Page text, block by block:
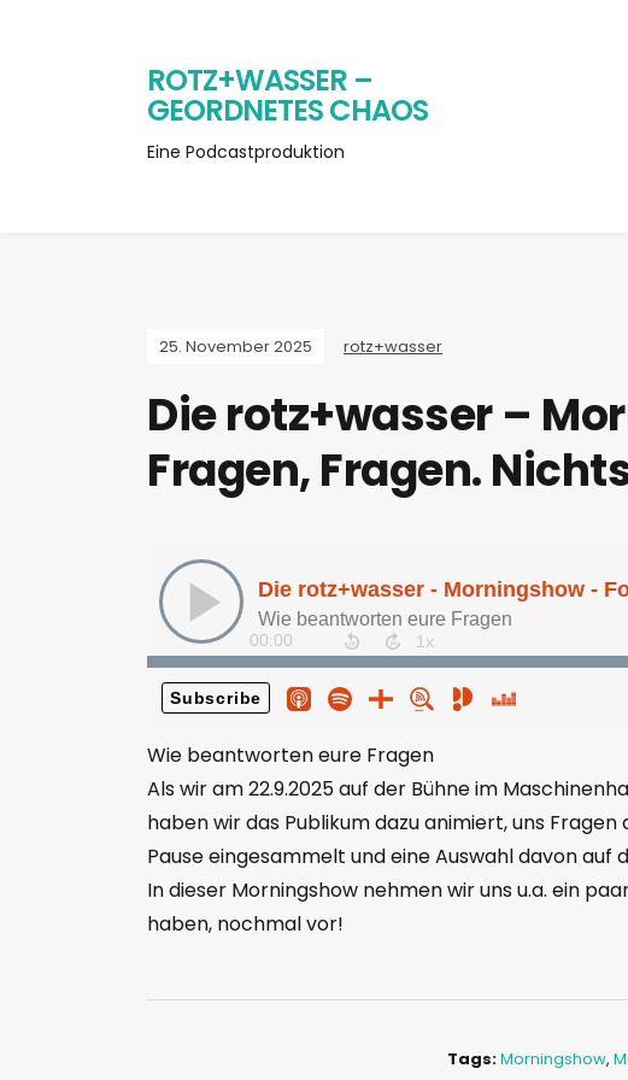
ROTZ+WASSER –
GEORDNETES CHAOS
Eine Podcastproduktion
25. November 2025 rotz+wasser
Die rotz+wasser –
Fragen, Fragen.
Wie beantworten eure Fragen
Als wir am 22.9.2025 auf der Bühne im
haben wir das Publikum dazu animiert, uns
Pause eingesammelt und eine Auswahl davon
In dieser Morningshow nehmen wir uns u.a. ein
haben, nochmal vor!
Tags:Morningshow,